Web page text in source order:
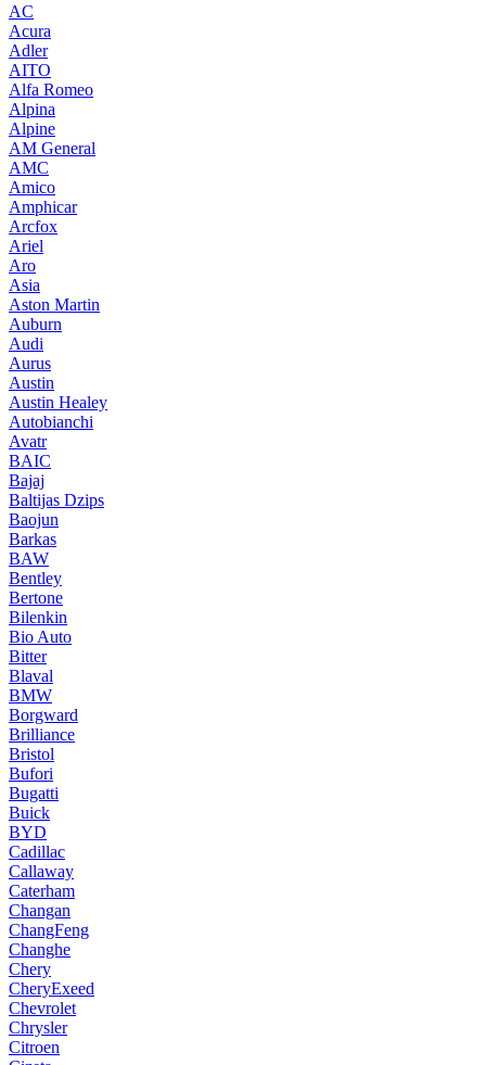
AC
Acura
Adler
AITO
Alfa Romeo
Alpina
Alpine
AM General
AMC
Amico
Amphicar
Arcfox
Ariel
Aro
Asia
Aston Martin
Auburn
Audi
Aurus
Austin
Austin Healey
Autobianchi
Avatr
BAIC
Bajaj
Baltijas Dzips
Baojun
Barkas
BAW
Bentley
Bertone
Bilenkin
Bio Auto
Bitter
Blaval
BMW
Borgward
Brilliance
Bristol
Bufori
Bugatti
Buick
BYD
Cadillac
Callaway
Caterham
Changan
ChangFeng
Changhe
Chery
CheryExeed
Chevrolet
Chrysler
Citroen